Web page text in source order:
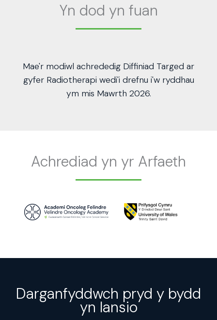
Yn dod yn fuan
Mae'r modiwl achrededig Diffiniad Targed ar
gyfer Radiotherapi wedi'i drefnu i'w ryddhau
ym mis Mawrth 2026.
Achrediad yn yr Arfaeth
Darganfyddwch pryd y bydd
yn lansio